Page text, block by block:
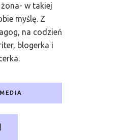
w takiej
myślę. Z
na codzień
blogerka i